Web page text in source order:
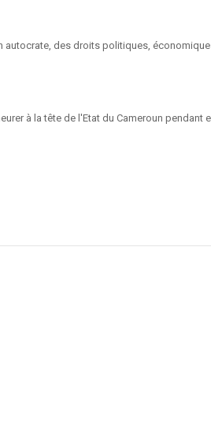
des droits politiques,
à la tête de l'Etat du Cameroun